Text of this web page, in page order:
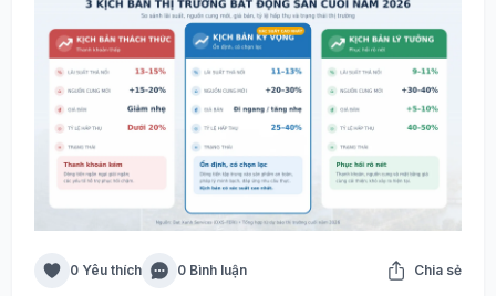
0 Yêu thích 0 Bình luận Chia sẻ